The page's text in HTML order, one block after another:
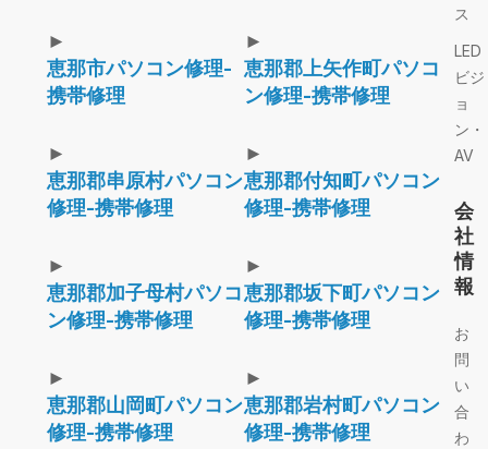
►
恵那市パソコン修理-
携帯修理
►
恵那郡上矢作町パソコ
ン修理-携帯修理
►
恵那郡串原村パソコン
修理-携帯修理
►
恵那郡付知町パソコン
修理-携帯修理
►
恵那郡加子母村パソコ
ン修理-携帯修理
►
恵那郡坂下町パソコン
修理-携帯修理
►
恵那郡山岡町パソコン
修理-携帯修理
►
恵那郡岩村町パソコン
修理-携帯修理
ス
LED
ビジ
ョ
ン・
AV
会
社
情
報
お
問
い
合
わ